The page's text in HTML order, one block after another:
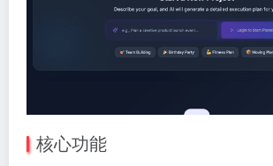
核心功能